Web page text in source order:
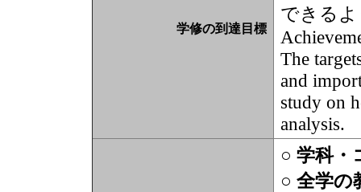
学修の到達目標
できる
The
and
study on
analysis.
○ 学科・
○ 全学の